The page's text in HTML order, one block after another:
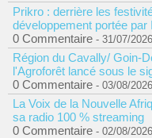
Prikro : derrière les
développement portée par
0 Commentaire - 31/07/2026
Région du Cavally/ Goin-
l'Agroforêt lancé sous le
0 Commentaire - 03/08/2026
La Voix de la Nouvelle
sa radio 100 % streaming
0 Commentaire - 02/08/2026